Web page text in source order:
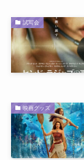
試写会
映画グッズ